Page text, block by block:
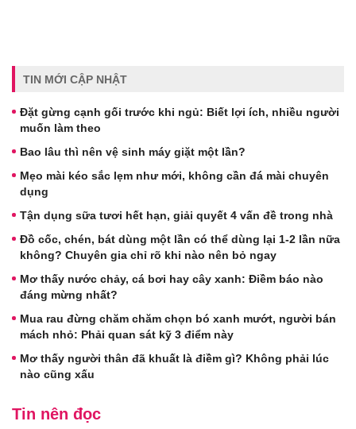
TIN MỚI CẬP NHẬT
Đặt gừng cạnh gối trước khi ngủ: Biết lợi ích, nhiều người
muốn làm theo
Bao lâu thì nên vệ sinh máy giặt một lần?
Mẹo mài kéo sắc lẹm như mới, không cần đá mài chuyên
dụng
Tận dụng sữa tươi hết hạn, giải quyết 4 vấn đề trong nhà
Đồ cốc, chén, bát dùng một lần có thể dùng lại 1-2 lần nữa
không? Chuyên gia chỉ rõ khi nào nên bỏ ngay
Mơ thấy nước chảy, cá bơi hay cây xanh: Điềm báo nào
đáng mừng nhất?
Mua rau đừng chăm chăm chọn bó xanh mướt, người bán
mách nhỏ: Phải quan sát kỹ 3 điểm này
Mơ thấy người thân đã khuất là điềm gì? Không phải lúc
nào cũng xấu
Tin nên đọc